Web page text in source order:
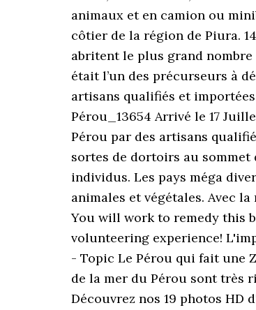
animaux et en camion ou
côtier de la région de Piura.
abritent le plus grand
était l’un des précurseurs à
artisans qualifiés et
Pérou_13654 Arrivé le 17
Pérou par des artisans
sortes de dortoirs au sommet
individus. Les pays méga
animales et végétales. Avec
You will work to remedy this
volunteering experience!
- Topic Le Pérou qui fait une
de la mer du Pérou sont très
Découvrez nos 19 photos HD